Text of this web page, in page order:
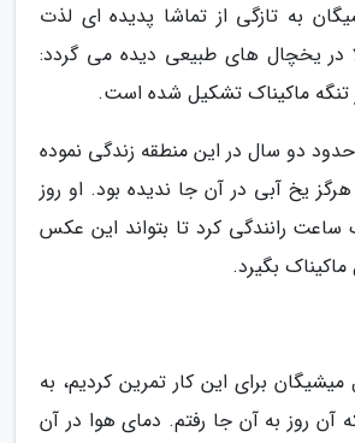
به تازگی از تماشا پدیده ای لذت
در یخچال های طبیعی دیده می گردد:
تنگه ماکیناک تشکیل شده است.
دو سال در این منطقه زندگی نموده
یخ آبی در آن جا ندیده بود. او روز
ساعت رانندگی کرد تا بتواند این عکس
بگیرد.
برای این کار تمرین کردیم، به
روز به آن جا رفتم. دمای هوا در آن